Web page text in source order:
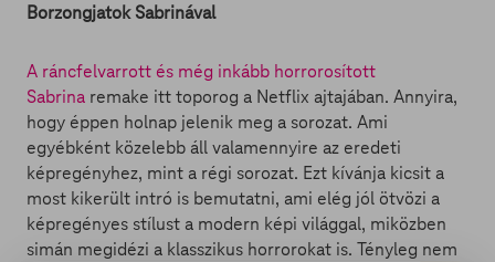
Borzongjatok Sabrinával
A ráncfelvarrott és még inkább horrorosított
Sabrina remake itt toporog a Netflix ajtajában. Annyira,
hogy éppen holnap jelenik meg a sorozat. Ami
egyébként közelebb áll valamennyire az eredeti
képregényhez, mint a régi sorozat. Ezt kívánja kicsit a
most kikerült intró is bemutatni, ami elég jól ötvözi a
képregényes stílust a modern képi világgal, miközben
simán megidézi a klasszikus horrorokat is. Tényleg nem